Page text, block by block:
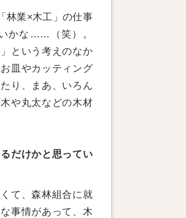
林業×木工」の仕事
かな……（笑）。
という考えのなか
皿やカッティング
り、まあ、いろん
や丸太などの木材
だけかと思ってい
て、森林組合に就
事情があって、木